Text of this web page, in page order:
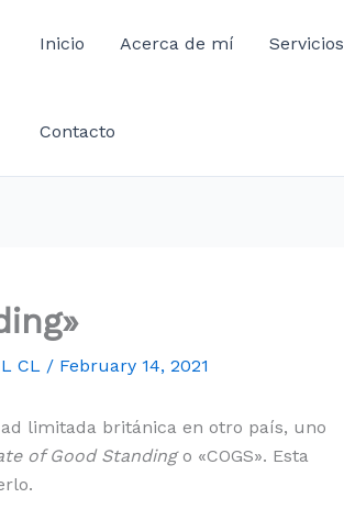
Inicio Acerca de mí Servicios
Contacto
CL / February 14, 2021
limitada británica en otro país, uno
of Good Standingo «COGS». Esta